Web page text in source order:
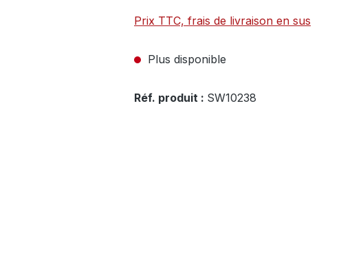
Prix TTC, frais de livraison en sus
Plus disponible
Réf. produit : SW10238